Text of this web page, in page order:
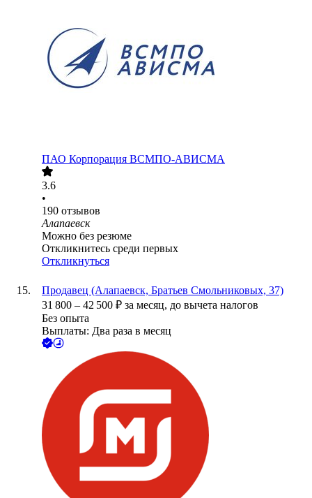
ПАО Корпорация ВСМПО-АВИСМА
3.6
•
190 отзывов
Алапаевск
Можно без резюме
Откликнитесь среди первых
Откликнуться
Продавец (Алапаевск, Братьев Смольниковых, 37)
31 800 – 42 500 ₽ за месяц, до вычета налогов
Без опыта
Выплаты: Два раза в месяц